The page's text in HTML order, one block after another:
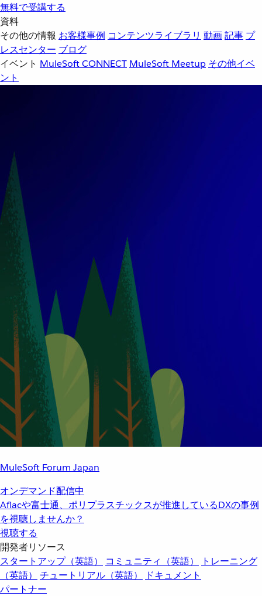
無料で受講する
資料
その他の情報 お客様事例 コンテンツライブラリ 動画記事 プ
レスセンター ブログ
イベント MuleSoft CONNECT MuleSoft Meetup その他イベ
ント
MuleSoft Forum Japan
オンデマンド配信中
Aflacや富士通、ポリプラスチックスが推進しているDXの事例
を視聴しませんか？
視聴する
開発者リソース
スタートアップ（英語）
コミュニティ（英語）
トレーニング
（英語）
チュートリアル（英語）
ドキュメント
パートナー